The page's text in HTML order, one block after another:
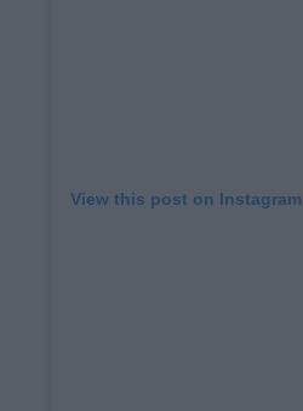
View this post on Instagram